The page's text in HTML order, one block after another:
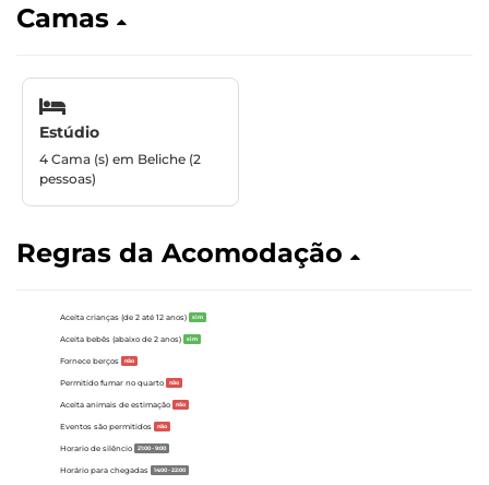
Camas
Estúdio
4 Cama (s) em Beliche (2
pessoas)
Regras da Acomodação
Aceita crianças (de 2 até 12 anos) sim
Aceita bebês (abaixo de 2 anos) sim
Fornece berços não
Permitido fumar no quarto não
Aceita animais de estimação não
Eventos são permitidos não
Horario de silêncio 21:00 - 9:00
Horário para chegadas 14:00 - 22:00